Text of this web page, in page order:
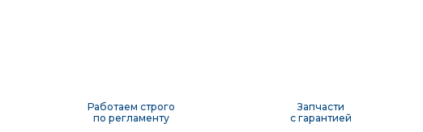
Работаем строго
по регламенту
Запчасти
с гарантией